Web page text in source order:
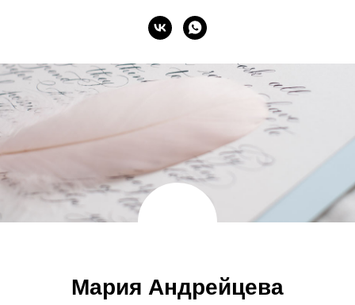
Мария Андрейцева